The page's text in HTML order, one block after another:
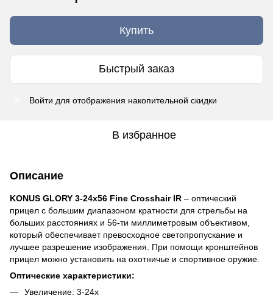
Купить
Быстрый заказ
Войти для отображения накопительной скидки
В избранное
Описание
KONUS GLORY 3-24x56 Fine Crosshair IR – оптический
прицел с большим диапазоном кратности для стрельбы на
больших расстояниях и 56-ти миллиметровым объективом,
который обеспечивает превосходное светопропускание и
лучшее разрешение изображения. При помощи кронштейнов
прицел можно установить на охотничье и спортивное оружие.
Оптические характеристики:
Увеличение: 3-24x